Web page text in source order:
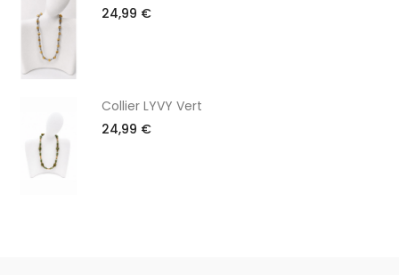
24,99 €
Collier LYVY Vert
24,99 €